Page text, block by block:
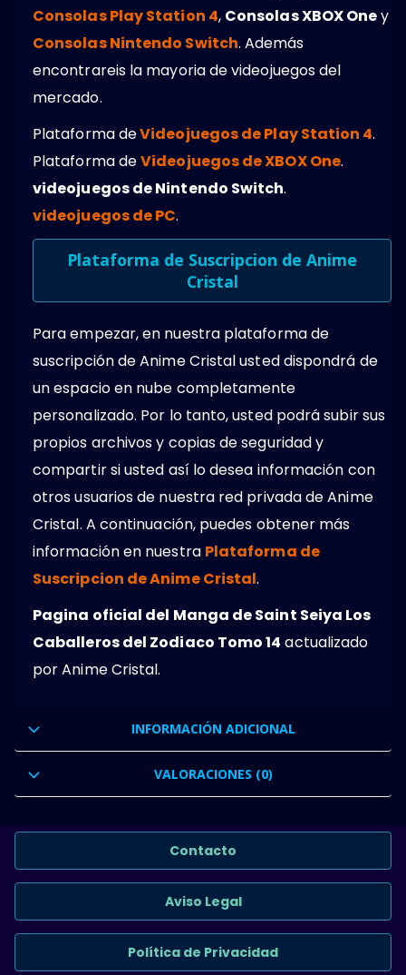
Consolas Play Station 4, Consolas XBOX Oney
Consolas Nintendo Switch. Además
encontrareis la mayoria de videojuegos del
mercado.
Plataforma deVideojuegos de Play Station 4.
Plataforma deVideojuegos de XBOX One.
videojuegos de Nintendo Switch.
videojuegos de PC.
Plataforma de Suscripcion de Anime
Cristal
Para empezar, en nuestra plataforma de
suscripción de Anime Cristal usted dispondrá de
un espacio en nube completamente
personalizado. Por lo tanto, usted podrá subir sus
propios archivos y copias de seguridad y
compartir si usted así lo desea información con
otros usuarios de nuestra red privada de Anime
Cristal. A continuación, puedes obtener más
información en nuestra Plataforma de
Suscripcion de Anime Cristal.
Pagina oficial del Manga de Saint Seiya Los
Caballeros del Zodiaco Tomo 14 actualizado
por Anime Cristal.
INFORMACIÓN ADICIONAL
VALORACIONES (0)
Contacto
Aviso Legal
Política de Privacidad